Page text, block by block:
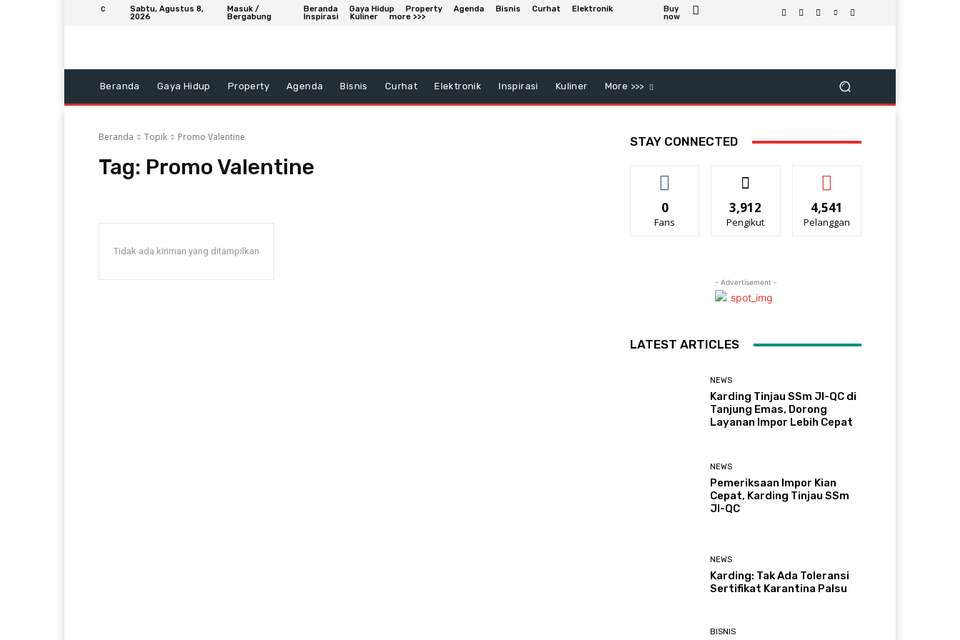
C
Sabtu, Agustus 8,
2026
Masuk /
Bergabung
Beranda Gaya Hidup Property Agenda Bisnis Curhat
Elektronik
Inspirasi
Kuliner more >>>
Buy
now
Beranda Gaya Hidup Property Agenda Bisnis Curhat Elektronik Inspirasi Kuliner More >>>
Beranda Topik Promo Valentine
Tag: Promo Valentine
Tidak ada kiriman yang ditampilkan
STAY CONNECTED
0
Fans
3,912
Pengikut
4,541
Pelanggan
- Advertisement -
LATEST ARTICLES
NEWS
Karding Tinjau SSm JI-QC di
Tanjung Emas, Dorong
Layanan Impor Lebih Cepat
NEWS
Pemeriksaan Impor Kian
Cepat, Karding Tinjau SSm
JI-QC
NEWS
Karding: Tak Ada Toleransi
Sertifikat Karantina Palsu
BISNIS